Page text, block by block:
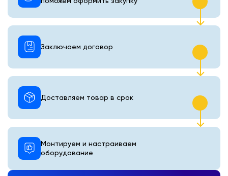
Монтируем и настраиваем
оборудование
Доставляем товар в срок
Заключаем договор